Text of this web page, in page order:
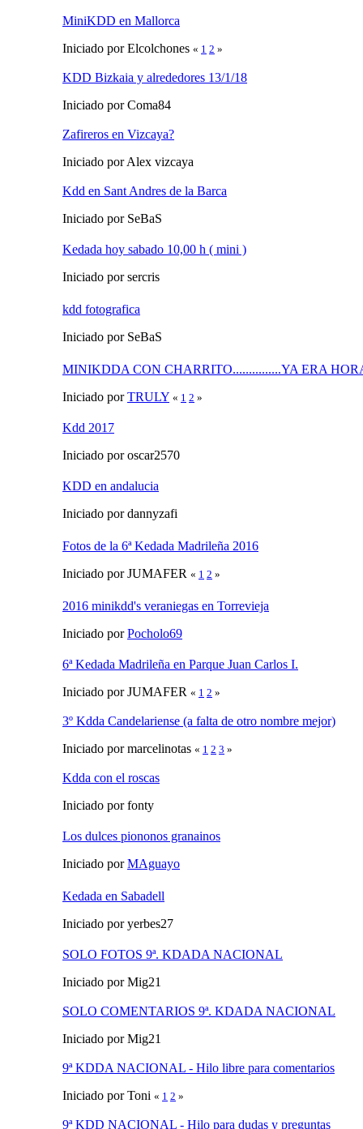
MiniKDD en Mallorca
Iniciado por Elcolchones « 1 2 »
KDD Bizkaia y alrededores 13/1/18
Iniciado por Coma84
Zafireros en Vizcaya?
Iniciado por Alex vizcaya
Kdd en Sant Andres de la Barca
Iniciado por SeBaS
Kedada hoy sabado 10,00 h ( mini )
Iniciado por sercris
kdd fotografica
Iniciado por SeBaS
MINIKDDA CON CHARRITO...............YA ERA HORA
Iniciado porTRULY « 1 2 »
Kdd 2017
Iniciado por oscar2570
KDD en andalucia
Iniciado por dannyzafi
Fotos de la 6ª Kedada Madrileña 2016
Iniciado por JUMAFER « 1 2 »
2016 minikdd's veraniegas en Torrevieja
Iniciado porPocholo69
6ª Kedada Madrileña en Parque Juan Carlos I.
Iniciado por JUMAFER « 1 2 »
3º Kdda Candelariense (a falta de otro nombre mejor)
Iniciado por marcelinotas « 1 2 3 »
Kdda con el roscas
Iniciado por fonty
Los dulces piononos granainos
Iniciado porMAguayo
Kedada en Sabadell
Iniciado por yerbes27
SOLO FOTOS 9ª. KDADA NACIONAL
Iniciado por Mig21
SOLO COMENTARIOS 9ª. KDADA NACIONAL
Iniciado por Mig21
9ª KDDA NACIONAL - Hilo libre para comentarios
Iniciado por Toni « 1 2 »
9ª KDD NACIONAL - Hilo para dudas y preguntas